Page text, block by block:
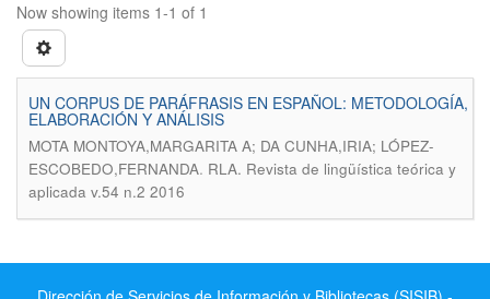
Now showing items 1-1 of 1
UN CORPUS DE PARÁFRASIS EN ESPAÑOL: METODOLOGÍA,
ELABORACIÓN Y ANÁLISIS
MOTA MONTOYA,MARGARITA A; DA CUNHA,IRIA; LÓPEZ-
ESCOBEDO,FERNANDA. RLA. Revista de lingüística teórica y
aplicada v.54 n.2 2016